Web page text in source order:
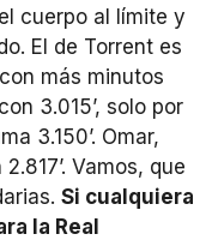
cuerpo al límite y
El de Torrent es
más minutos
3.015’, solo por
3.150’. Omar,
Vamos, que
Si cualquiera
la Real